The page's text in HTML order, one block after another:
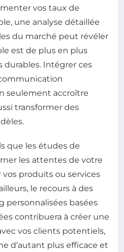
vos taux de
une analyse détaillée
du marché peut révéler
est de plus en plus
durables. Intégrer ces
seulement accroître
transformer des
que les études de
les attentes de votre
vos produits ou services
le recours à des
personnalisées basées
contribuera à créer une
vos clients potentiels,
d’autant plus efficace et